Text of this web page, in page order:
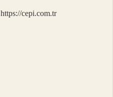
https://cepi.com.tr